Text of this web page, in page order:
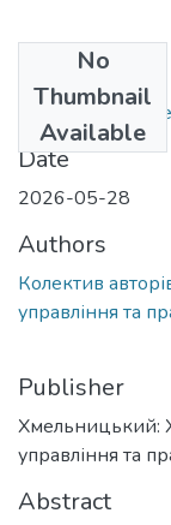
No
Thumbnail
Available
Date
2026-05-28
Authors
Колектив
управління та
Publisher
Хмельницький:
управління та
Abstract